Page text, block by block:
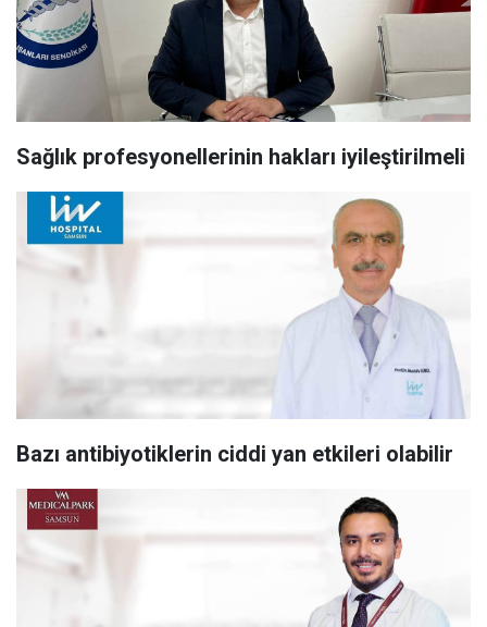
Sağlık profesyonellerinin hakları iyileştirilmeli
Bazı antibiyotiklerin ciddi yan etkileri olabilir